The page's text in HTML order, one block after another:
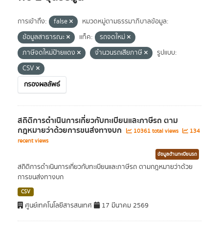
การเข้าถึง: false
หมวดหมู่ตามธรรมาภิบาลข้อมูล:
ข้อมูลสาธารณะ
แท็ค:
รถจดใหม่
ภาษีจดใหม่ป้ายแดง
จำนวนรถเสียภาษี
รูปแบบ:
CSV
กรองผลลัพธ์
สถิติการดำเนินการเกี่ยวกับทะเบียนและภาษีรถ ตาม
กฎหมายว่าด้วยการขนส่งทางบก 10361 total views
134
recent views
ข้อมูลด้านทะเบียนรถ
สถิติการดำเนินการเกี่ยวกับทะเบียนและภาษีรถ ตามกฎหมายว่าด้วย
การขนส่งทางบก
CSV
ศูนย์เทคโนโลยีสารสนเทศ 17 มีนาคม 2569